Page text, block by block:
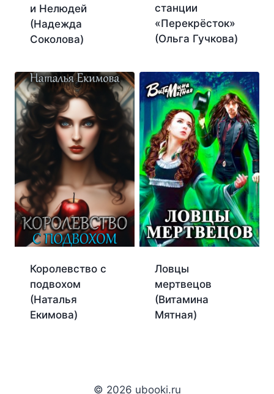
и Нелюдей
(Надежда
Соколова)
станции
«Перекрёсток»
(Ольга Гучкова)
Королевство с
подвохом
(Наталья
Екимова)
Ловцы
мертвецов
(Витамина
Мятная)
© 2026 ubooki.ru